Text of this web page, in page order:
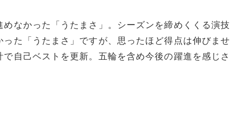
なかった「うたまさ」。シーズンを締めくくる演技
た「うたまさ」ですが、思ったほど得点は伸びませ
自己ベストを更新。五輪を含め今後の躍進を感じさ